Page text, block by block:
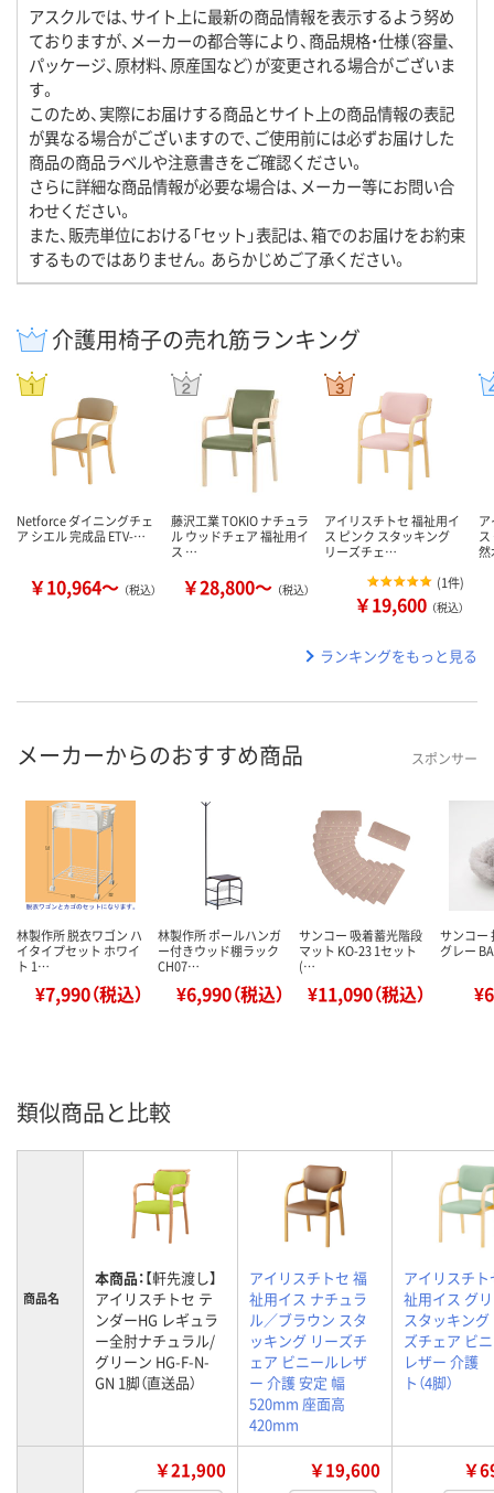
アスクルでは、サイト上に最新の商品情報を表示するよう努め
ておりますが、メーカーの都合等により、商品規格・仕様（容量、
パッケージ、原材料、原産国など）が変更される場合がございま
す。
このため、実際にお届けする商品とサイト上の商品情報の表記
が異なる場合がございますので、ご使用前には必ずお届けした
商品の商品ラベルや注意書きをご確認ください。
さらに詳細な商品情報が必要な場合は、メーカー等にお問い合
わせください。
また、販売単位における「セット」表記は、箱でのお届けをお約束
するものではありません。あらかじめご了承ください。
介護用椅子の売れ筋ランキング
Netforce ダイニングチェ
ア シエル 完成品 ETV-…
￥10,964～ （税込）
藤沢工業 TOKIO ナチュラ
ル ウッドチェア 福祉用イ
ス …
￥28,800～ （税込）
アイリスチトセ 福祉用イ
ス ピンク スタッキング
リーズチェ…
(1件)
￥19,600 （税込）
ランキングをもっと見る
メーカーからのおすすめ商品 スポンサー
林製作所 脱衣ワゴン ハ
イタイプセット ホワイ
ト 1…
¥7,990（税込）
林製作所 ポールハンガ
ー付きウッド棚ラック
CH07…
¥6,990（税込）
サンコー 吸着蓄光階段
マット KO-23 1セット
(…
¥11,090（税込）
サンコー
グレー
類似商品と比較
商品名
本商品：【軒先渡し】
アイリスチトセ テ
ンダーHG レギュラ
ー全肘ナチュラル/
グリーン HG-F-N-
GN 1脚（直送品）
アイリスチトセ 福
祉用イス ナチュラ
ル／ブラウン スタ
ッキング リーズチ
ェア ビニールレザ
ー 介護 安定 幅
520mm 座面高
420mm
アイリスチト
祉用イス グ
スタッキング
ズチェア ビ
レザー 介護
ト（4脚）
￥21,900 ￥19,600 ￥